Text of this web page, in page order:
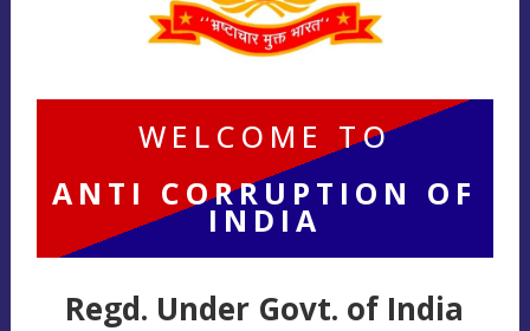
WELCOME TO
ANTI CORRUPTION OF
INDIA
Regd. Under Govt. of India